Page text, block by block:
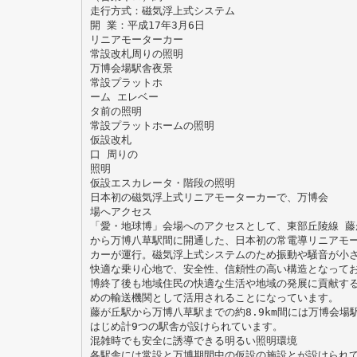
走行方式：磁気浮上式システム
開 業：平成17年3月6日
リニアモーターカー
常設改札周りの照明
万博会場駅舎夜景
常設プラットホ
ーム エレベー
タ前の照明
常設プラットホームの照明
仮設改札
口 周りの
照明
仮設エスカレータ・階段の照明
日本初の磁気浮上式リニアモーターカーで、万博会
場へアクセス
「愛・地球博」会場へのアクセスとして、東部丘陵線
から万博八草駅間に開通した、日本初の常電導リニアモ
カーが運行。磁気浮上式システムのため振動や騒音が小さ
快適な乗り心地で、安全性、信頼性の高い構造となって
博終了後も地域住民の快適な生活や地域の発展に貢献す
めの輸送機関として活用されることになっています。
藤が丘駅から万博八草駅までの約8.9km間には万博会場
はじめ計9つの駅舎が設けられています。
混雑時でも安全に誘導できる明るい照明環境
各駅舎には常設と万博期間中の仮設の施設とが設けられ